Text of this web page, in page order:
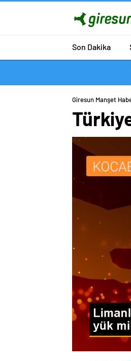
Son Dakika
Giresun Manşet